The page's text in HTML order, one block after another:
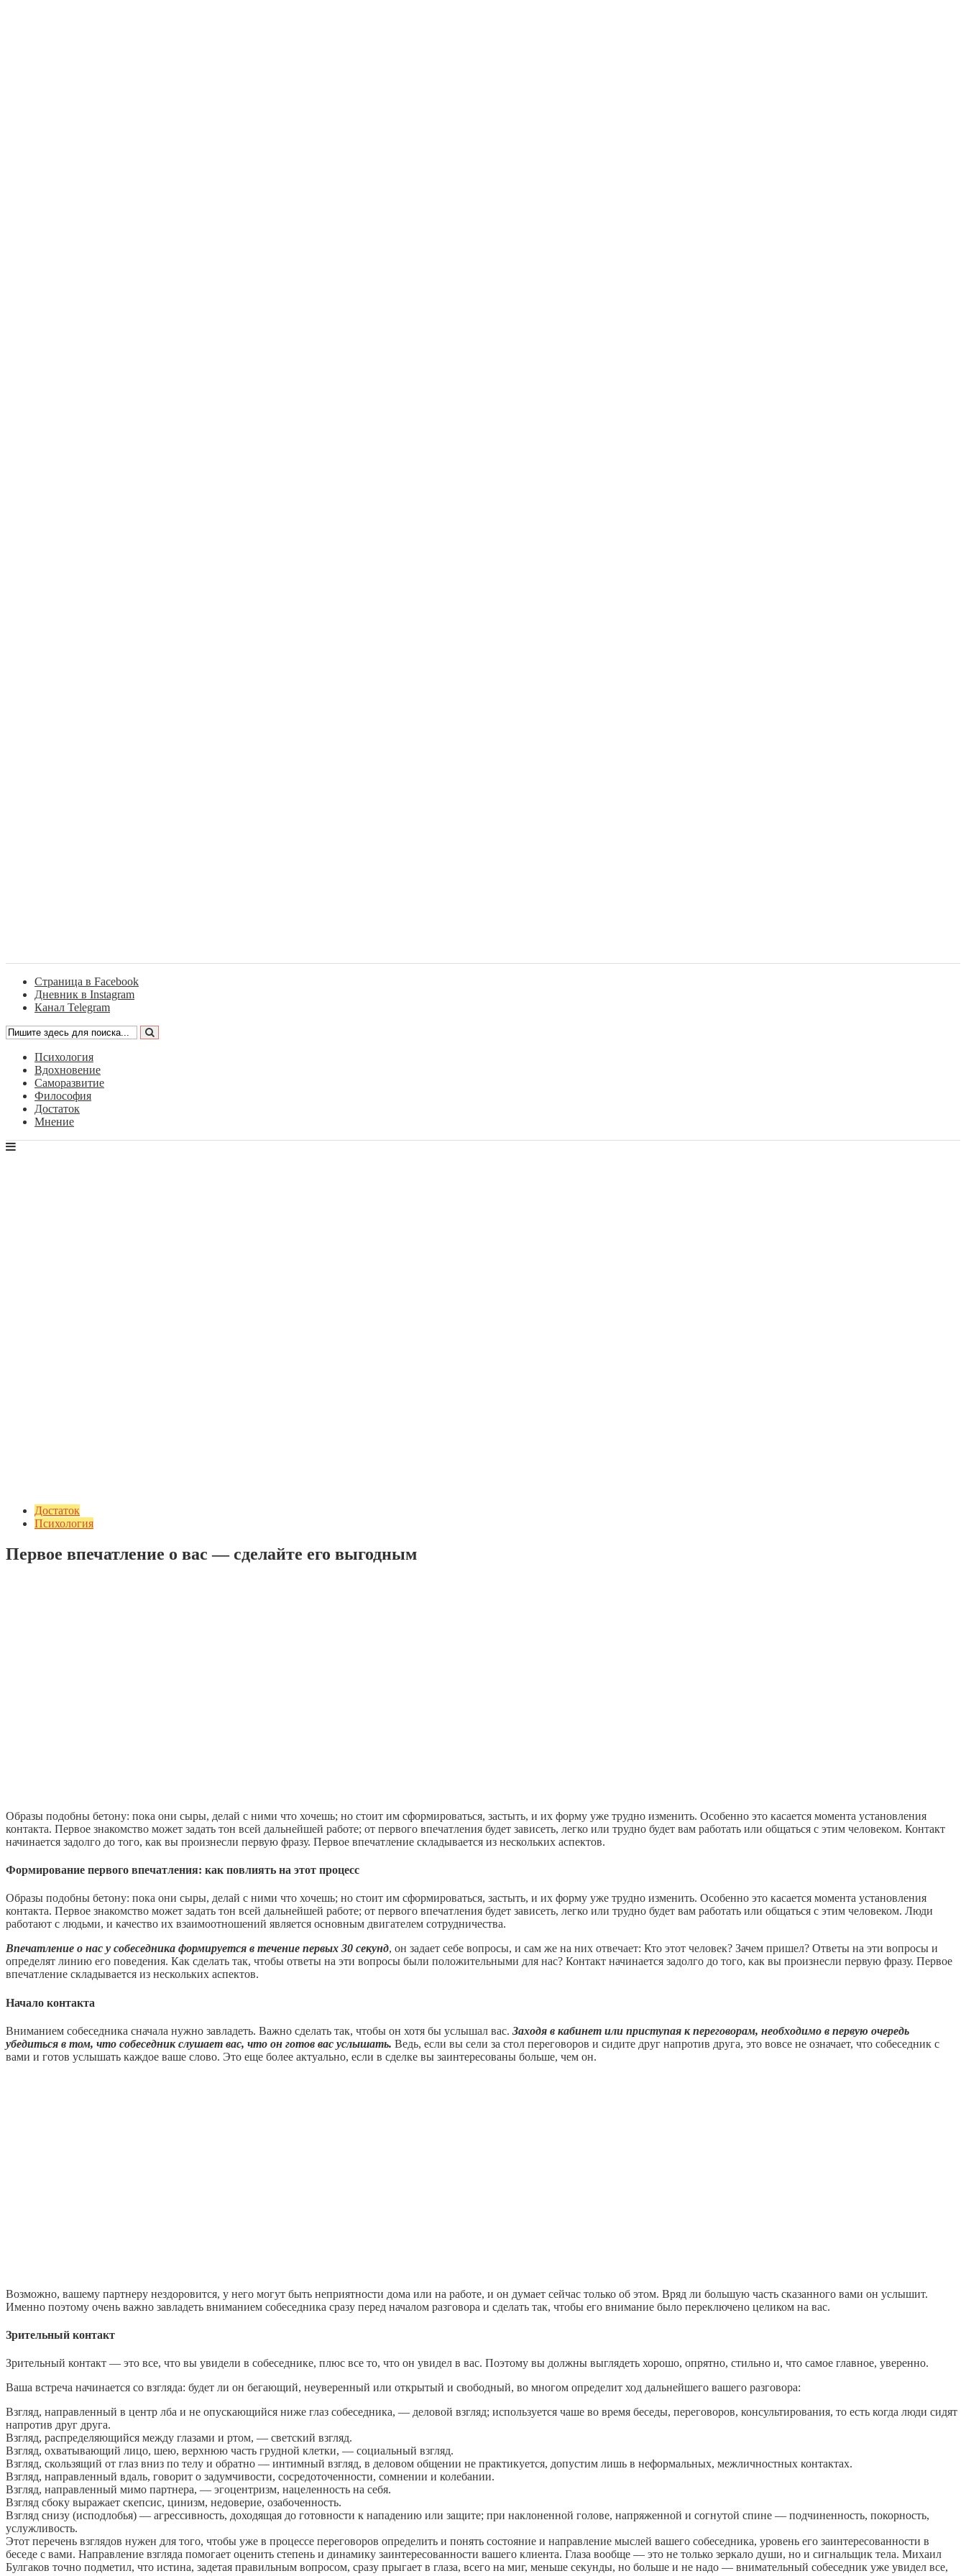
Страница в Facebook
Дневник в Instagram
Канал Telegram
Психология
Вдохновение
Саморазвитие
Философия
Достаток
Мнение
Достаток
Психология
Первое впечатление о вас — сделайте его выгодным
Образы подобны бетону: пока они сыры, делай с ними что хочешь; но стоит им сформироваться, застыть, и их форму уже трудно изменить. Особенно это касается момента установления
контакта. Первое знакомство может задать тон всей дальнейшей работе; от первого впечатления будет зависеть, легко или трудно будет вам работать или общаться с этим человеком. Контакт
начинается задолго до того, как вы произнесли первую фразу. Первое впечатление складывается из нескольких аспектов.
Формирование первого впечатления: как повлиять на этот процесс
Образы подобны бетону: пока они сыры, делай с ними что хочешь; но стоит им сформироваться, застыть, и их форму уже трудно изменить. Особенно это касается момента установления
контакта. Первое знакомство может задать тон всей дальнейшей работе; от первого впечатления будет зависеть, легко или трудно будет вам работать или общаться с этим человеком. Люди
работают с людьми, и качество их взаимоотношений является основным двигателем сотрудничества.
Впечатление о нас у собеседника формируется в течение первых 30 секунд, он задает себе вопросы, и сам же на них отвечает: Кто этот человек? Зачем пришел? Ответы на эти вопросы и
определят линию его поведения. Как сделать так, чтобы ответы на эти вопросы были положительными для нас? Контакт начинается задолго до того, как вы произнесли первую фразу. Первое
впечатление складывается из нескольких аспектов.
Начало контакта
Вниманием собеседника сначала нужно завладеть. Важно сделать так, чтобы он хотя бы услышал вас. Заходя в кабинет или приступая к переговорам, необходимо в первую очередь
убедиться в том, что собеседник слушает вас, что он готов вас услышать. Ведь, если вы сели за стол переговоров и сидите друг напротив друга, это вовсе не означает, что собеседник с
вами и готов услышать каждое ваше слово. Это еще более актуально, если в сделке вы заинтересованы больше, чем он.
Возможно, вашему партнеру нездоровится, у него могут быть неприятности дома или на работе, и он думает сейчас только об этом. Вряд ли большую часть сказанного вами он услышит.
Именно поэтому очень важно завладеть вниманием собеседника сразу перед началом разговора и сделать так, чтобы его внимание было переключено целиком на вас.
Зрительный контакт
Зрительный контакт — это все, что вы увидели в собеседнике, плюс все то, что он увидел в вас. Поэтому вы должны выглядеть хорошо, опрятно, стильно и, что самое главное, уверенно.
Ваша встреча начинается со взгляда: будет ли он бегающий, неуверенный или открытый и свободный, во многом определит ход дальнейшего вашего разговора:
Взгляд, направленный в центр лба и не опускающийся ниже глаз собеседника, — деловой взгляд; используется чаше во время беседы, переговоров, консультирования, то есть когда люди сидят
напротив друг друга.
Взгляд, распределяющийся между глазами и ртом, — светский взгляд.
Взгляд, охватывающий лицо, шею, верхнюю часть грудной клетки, — социальный взгляд.
Взгляд, скользящий от глаз вниз по телу и обратно — интимный взгляд, в деловом общении не практикуется, допустим лишь в неформальных, межличностных контактах.
Взгляд, направленный вдаль, говорит о задумчивости, сосредоточенности, сомнении и колебании.
Взгляд, направленный мимо партнера, — эгоцентризм, нацеленность на себя.
Взгляд сбоку выражает скепсис, цинизм, недоверие, озабоченность.
Взгляд снизу (исподлобья) — агрессивность, доходящая до готовности к нападению или защите; при наклоненной голове, напряженной и согнутой спине — подчиненность, покорность,
услужливость.
Этот перечень взглядов нужен для того, чтобы уже в процессе переговоров определить и понять состояние и направление мыслей вашего собеседника, уровень его заинтересованности в
беседе с вами. Направление взгляда помогает оценить степень и динамику заинтересованности вашего клиента. Глаза вообще — это не только зеркало души, но и сигнальщик тела. Михаил
Булгаков точно подметил, что истина, задетая правильным вопросом, сразу прыгает в глаза, всего на миг, меньше секунды, но больше и не надо — внимательный собеседник уже увидел все,